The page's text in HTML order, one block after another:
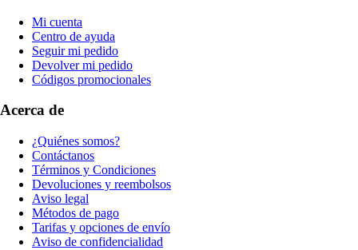
Mi cuenta
Centro de ayuda
Seguir mi pedido
Devolver mi pedido
Códigos promocionales
Acerca de
¿Quiénes somos?
Contáctanos
Términos y Condiciones
Devoluciones y reembolsos
Aviso legal
Métodos de pago
Tarifas y opciones de envío
Aviso de confidencialidad